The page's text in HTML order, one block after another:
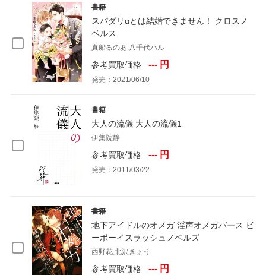
書籍
スパダリαとは結婚できません！ クロスノ
ベルス
真船るのあ,八千代ハル
参考買取価格 --- 円
発売：2021/06/10
書籍
大人の流儀 大人の流儀1
伊集院静
参考買取価格 --- 円
発売：2011/03/22
書籍
地下アイドルのオメガ 淫声オメガバース ビ
ーボーイスラッシュノベルズ
西野花,北沢きょう
参考買取価格 --- 円